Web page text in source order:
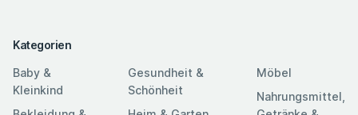
Kategorien
Baby &
Kleinkind
Gesundheit &
Schönheit
Möbel
Nahrungsmittel,